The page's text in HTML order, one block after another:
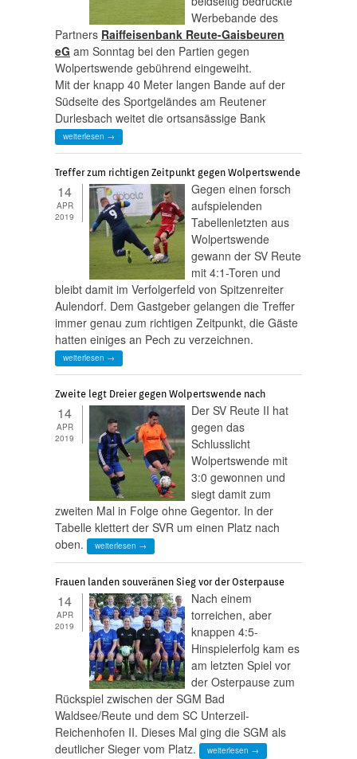
Werbebande des
Partners Raiffeisenbank Reute-Gaisbeuren
eG am Sonntag bei den Partien gegen
Wolpertswende gebührend eingeweiht.
Mit der knapp 40 Meter langen Bande auf der
Südseite des Sportgeländes am Reutener
Durlesbach weitet die ortsansässige Bank
weiterlesen →
Treffer zum richtigen Zeitpunkt gegen Wolpertswende
14
APR
2019
Gegen einen forsch
aufspielenden
Tabellenletzten aus
Wolpertswende
gewann der SV Reute
mit 4:1-Toren und
bleibt damit im Verfolgerfeld von Spitzenreiter
Aulendorf. Dem Gastgeber gelangen die Treffer
immer genau zum richtigen Zeitpunkt, die Gäste
hatten einiges an Pech zu verzeichnen.
weiterlesen →
Zweite legt Dreier gegen Wolpertswende nach
14
APR
2019
Der SV Reute II hat
gegen das
Schlusslicht
Wolpertswende mit
3:0 gewonnen und
siegt damit zum
zweiten Mal in Folge ohne Gegentor. In der
Tabelle klettert der SVR um einen Platz nach
oben.
weiterlesen →
Frauen landen souveränen Sieg vor der Osterpause
14
APR
2019
Nach einem
torreichen, aber
knappen 4:5-
Hinspielerfolg kam es
am letzten Spiel vor
der Osterpause zum
Rückspiel zwischen der SGM Bad
Waldsee/Reute und dem SC Unterzeil-
Reichenhofen II. Dieses Mal ging die SGM als
deutlicher Sieger vom Platz.
weiterlesen →